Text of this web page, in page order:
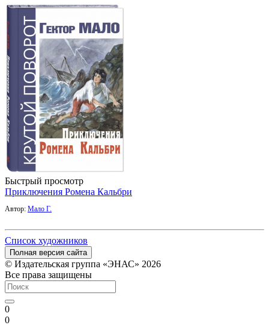
Быстрый просмотр
Приключения Ромена Кальбри
Автор: Мало Г.
Список художников
Полная версия сайта
© Издательская группа «ЭНАС» 2026
Все права защищены
0
0